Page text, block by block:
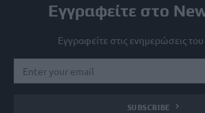
Εγγραφείτε στο
Εγγραφείτε στις ενημερώσεις
SUBSCRIBE